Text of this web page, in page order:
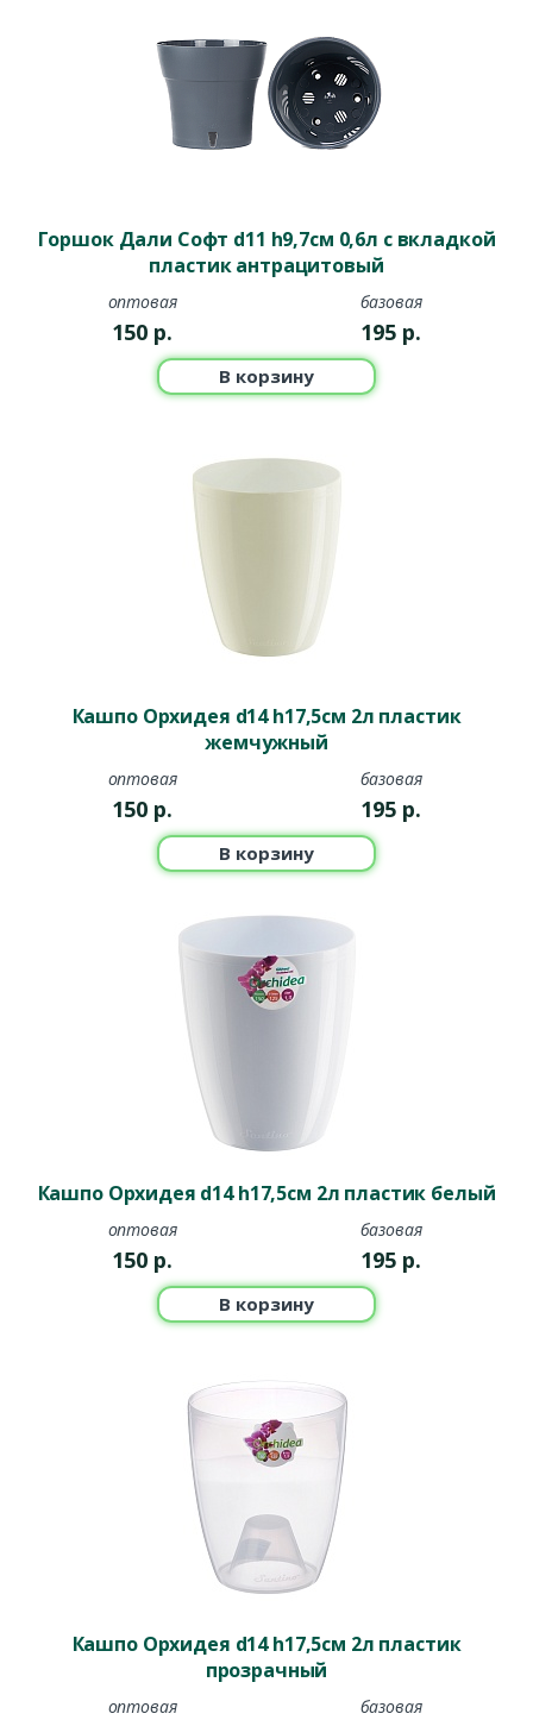
Горшок Дали Софт d11 h9,7см 0,6л с вкладкой
пластик антрацитовый
оптовая
150 р.
базовая
195 р.
В корзину
Кашпо Орхидея d14 h17,5см 2л пластик
жемчужный
оптовая
150 р.
базовая
195 р.
В корзину
Кашпо Орхидея d14 h17,5см 2л пластик белый
оптовая
150 р.
базовая
195 р.
В корзину
Кашпо Орхидея d14 h17,5см 2л пластик
прозрачный
оптовая базовая